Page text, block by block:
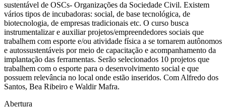
sustentável de OSCs- Organizações da Sociedade Civil. Existem
vários tipos de incubadoras: social, de base tecnológica, de
biotecnologia, de empresas tradicionais etc. O curso busca
instrumentalizar e auxiliar projetos/empreendedores sociais que
trabalhem com esporte e/ou atividade física a se tornarem autônomos
e autossustentáveis por meio de capacitação e acompanhamento da
implantação das ferramentas. Serão selecionados 10 projetos que
trabalhem com o esporte para o desenvolvimento social e que
possuem relevância no local onde estão inseridos. Com Alfredo dos
Santos, Bea Ribeiro e Waldir Mafra.
Abertura